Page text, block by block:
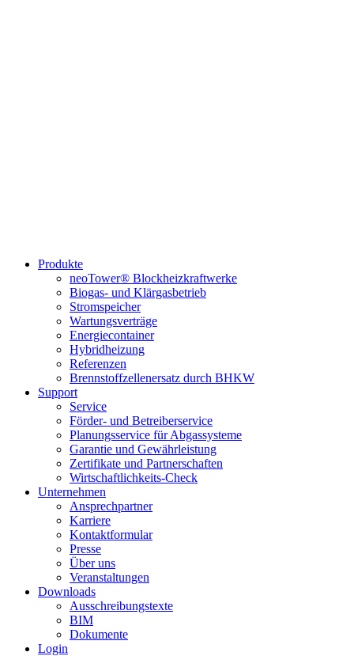
Produkte
neoTower® Blockheizkraftwerke
Biogas- und Klärgasbetrieb
Stromspeicher
Wartungsverträge
Energiecontainer
Hybridheizung
Referenzen
Brennstoffzellenersatz durch BHKW
Support
Service
Förder- und Betreiberservice
Planungsservice für Abgassysteme
Garantie und Gewährleistung
Zertifikate und Partnerschaften
Wirtschaftlichkeits-Check
Unternehmen
Ansprechpartner
Karriere
Kontaktformular
Presse
Über uns
Veranstaltungen
Downloads
Ausschreibungstexte
BIM
Dokumente
Login